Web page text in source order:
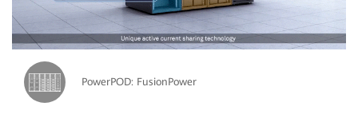
PowerPOD: FusionPower